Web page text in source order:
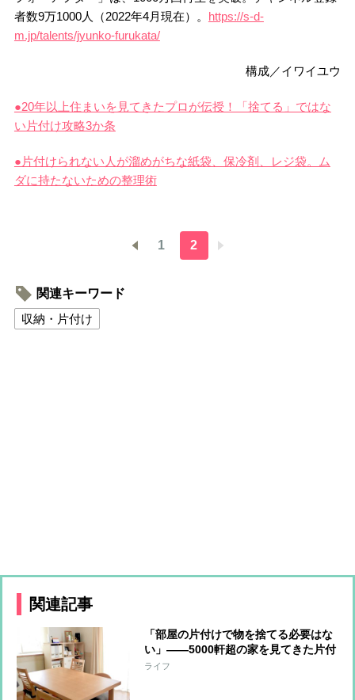
者数9万1000人（2022年4月現在）。 https://s-d-
m.jp/talents/jyunko-furukata/
構成／イワイユウ
●20年以上住まいを見てきたプロが伝授！「捨てる」ではな
い片付け攻略3か条
●片付けられない人が溜めがちな紙袋、保冷剤、レジ袋。ム
ダに持たないための整理術
1 2
関連キーワード
収納・片付け
関連記事
「部屋の片付けで物を捨てる必要はな
い」――5000軒超の家を見てきた片付
けのプロが辿り着いた結論
ライフ